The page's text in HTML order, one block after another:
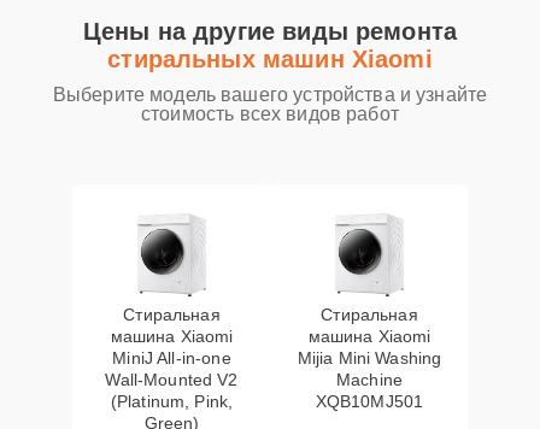
Цены на другие виды ремонта
стиральных машин Xiaomi
Выберите модель вашего устройства и узнайте
стоимость всех видов работ
Стиральная
машина Xiaomi
MiniJ All-in-one
Wall-Mounted V2
(Platinum, Pink,
Green)
Стиральная
машина Xiaomi
Mijia Mini Washing
Machine
XQB10MJ501